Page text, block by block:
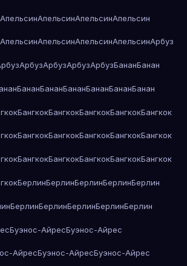
АпельсинАпельсинАпельсинАпельсин
АпельсинАпельсинАпельсинАпельсинАрбуз
АрбузАрбузАрбузАрбузБананБанан
БананБананБананБананБананБанан
БангкокБангкокБангкокБангкокБангкок
БангкокБангкокБангкокБангкокБангкок
БангкокБангкокБангкокБангкокБангкок
БерлинБерлинБерлинБерлинБерлин
БерлинБерлинБерлинБерлинБерлин
Буэнос-АйресБуэнос-Айрес
АйресБуэнос-АйресБуэнос-Айрес